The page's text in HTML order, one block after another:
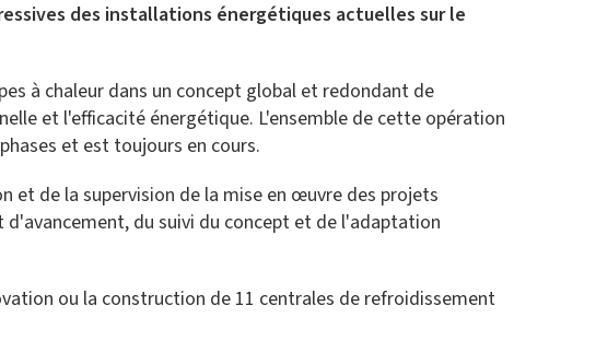
des installations énergétiques actuelles sur le
à chaleur dans un concept global et redondant de
et l'efficacité énergétique. L'ensemble de cette opération
et est toujours en cours.
et de la supervision de la mise en œuvre des projets
du suivi du concept et de l'adaptation
ou la construction de 11 centrales de refroidissement